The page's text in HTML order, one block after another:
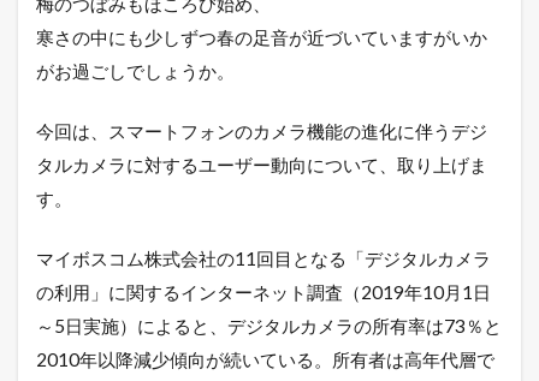
寒さの中にも少しずつ春の足音が近づいていますがいか
がお過ごしでしょうか。
今回は、スマートフォンのカメラ機能の進化に伴うデジ
タルカメラに対するユーザー動向について、取り上げま
す。
マイボスコム株式会社の11回目となる「デジタルカメラ
の利用」に関するインターネット調査（2019年10月1日
～5日実施）によると、デジタルカメラの所有率は73％と
2010年以降減少傾向が続いている。所有者は高年代層で